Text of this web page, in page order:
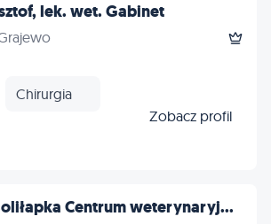
lek. wet. Gabinet
Chirurgia
Zobacz profil
Centrum weterynaryj...